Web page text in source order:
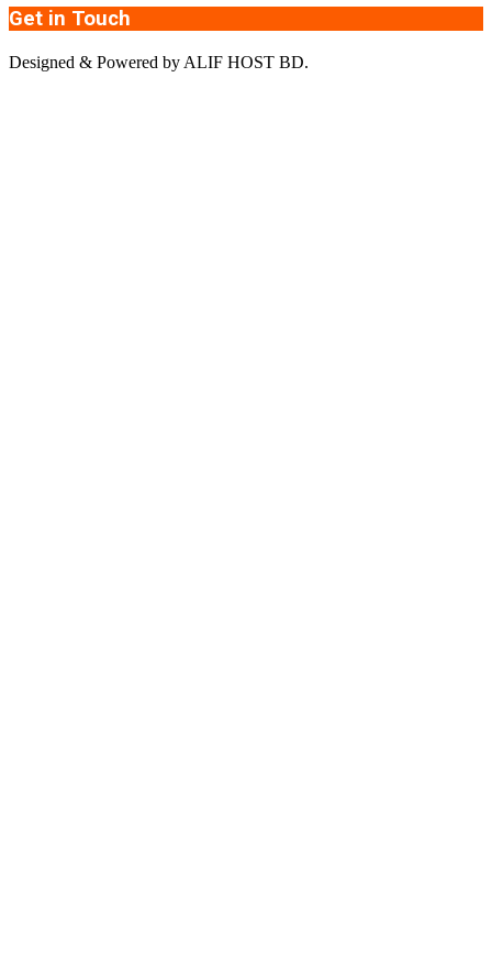
Get in Touch
Designed & Powered by ALIF HOST BD.